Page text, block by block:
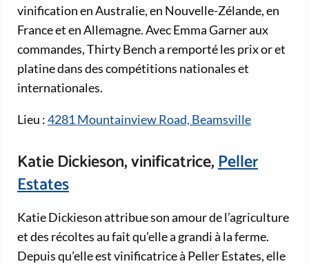
vinification en Australie, en Nouvelle-Zélande, en
France et en Allemagne. Avec Emma Garner aux
commandes, Thirty Bench a remporté les prix or et
platine dans des compétitions nationales et
internationales.
Lieu :4281 Mountainview Road, Beamsville
Katie Dickieson, vinificatrice,Peller
Estates
Katie Dickieson attribue son amour de l’agriculture
et des récoltes au fait qu’elle a grandi à la ferme.
Depuis qu’elle est vinificatrice à Peller Estates, elle